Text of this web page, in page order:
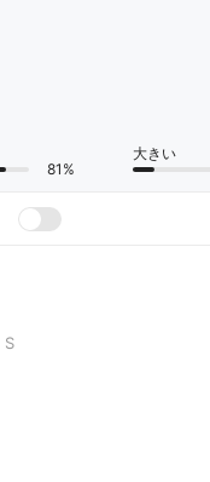
81%
大きい
S